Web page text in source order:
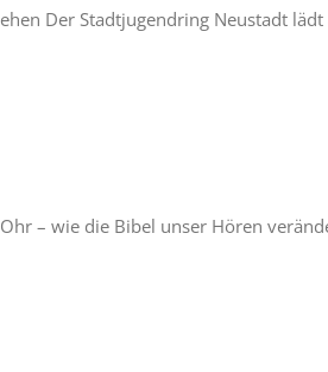
Der Stadtjugendring Neustadt
– wie die Bibel unser Hören